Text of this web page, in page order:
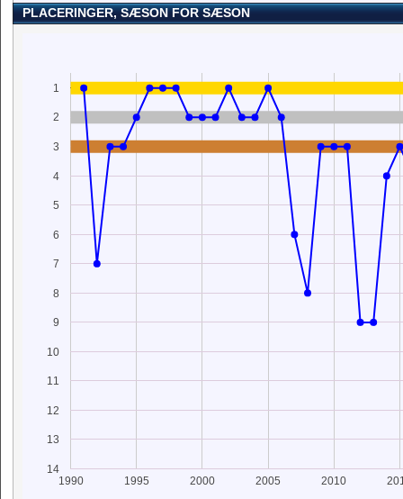
PLACERINGER, SÆSON FOR SÆSON
1990 1995 2000 2005 2010
1
2
3
4
5
6
7
8
9
10
11
12
13
14